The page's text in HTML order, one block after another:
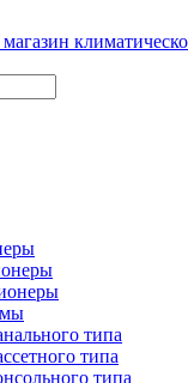
типа
типа
типа